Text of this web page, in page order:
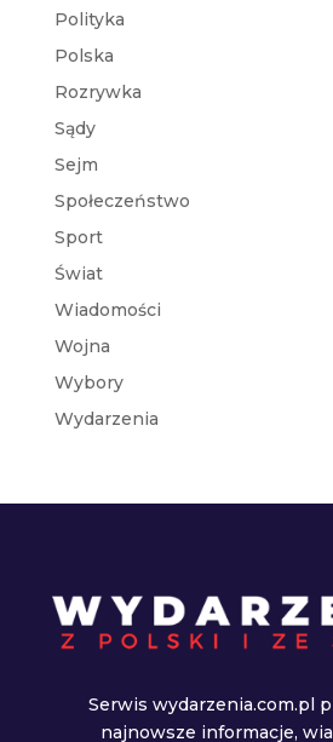
Polityka
Polska
Rozrywka
Sądy
Sejm
Społeczeństwo
Sport
Świat
Wiadomości
Wojna
Wybory
Wydarzenia
Serwis wydarzenia.com.pl
najnowsze informacje,